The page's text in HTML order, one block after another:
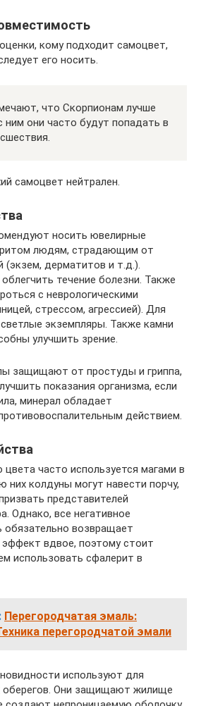
кому подходит самоцвет,
его носить.
что Скорпионам лучше
ним они часто будут попадать в
самоцвет нейтрален.
носить ювелирные
людям, страдающим от
(экзем, дерматитов и т.д.).
течение болезни. Также
с неврологическими
стрессом, агрессией). Для
экземпляры. Также камни
улучшить зрение.
защищают от простуды и гриппа,
показания организма, если
минерал обладает
действием.
цвета часто используется магами в
них колдуны могут навести порчу,
представителей
Однако, все негативное
обязательно возвращает
эффект вдвое, поэтому стоит
использовать сфалерит в
Перегородчатая эмаль:
перегородчатой эмали
используют для
оберегов. Они защищают жилище